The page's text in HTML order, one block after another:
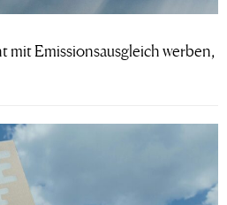
mit Emissionsausgleich werben,